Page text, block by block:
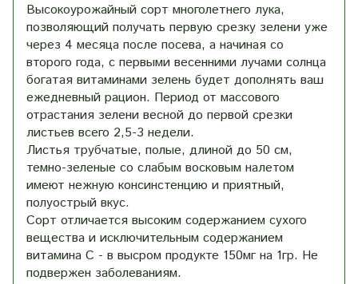
Высокоурожайный сорт многолетнего лука,
позволяющий получать первую срезку зелени уже
через 4 месяца после посева, а начиная со
второго года, с первыми весенними лучами солнца
богатая витаминами зелень будет дополнять ваш
ежедневный рацион. Период от массового
отрастания зелени весной до первой срезки
листьев всего 2,5-3 недели.
Листья трубчатые, полые, длиной до 50 см,
темно-зеленые со слабым восковым налетом
имеют нежную консинстенцию и приятный,
полуострый вкус.
Сорт отличается высоким содержанием сухого
вещества и исключительным содержанием
витамина С - в высром продукте 150мг на 1гр. Не
подвержен заболеваниям.